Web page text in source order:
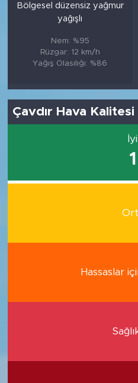
Bölgesel düzensiz yağmur
yağışlı
Nem: %95
Rüzgar: 12 km/h
Yağış Olasılığı: %86
Çavdır Hava Kalitesi
İyi
1
Hassaslar